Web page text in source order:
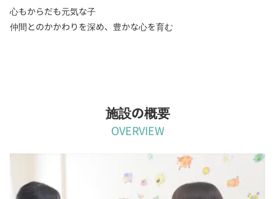
心もからだも元気な子
仲間とのかかわりを深め、豊かな心を育む
施設の概要
OVERVIEW